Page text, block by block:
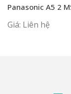
Panasonic A5 2
Giá: Liên hệ